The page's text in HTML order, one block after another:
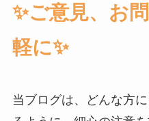
✨️ご意見、お
軽に✨️
当ブログは、どんな方